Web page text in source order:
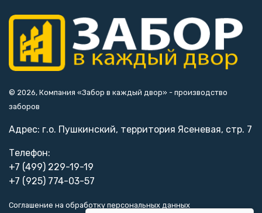
© 2026, Компания «Забор в каждый двор» - производство
заборов
Адрес: г.о. Пушкинский, территория Ясеневая, стр. 7
Телефон:
+7 (499) 229-19-19
+7 (925) 774-03-57
Соглашение на обработку персональных данных